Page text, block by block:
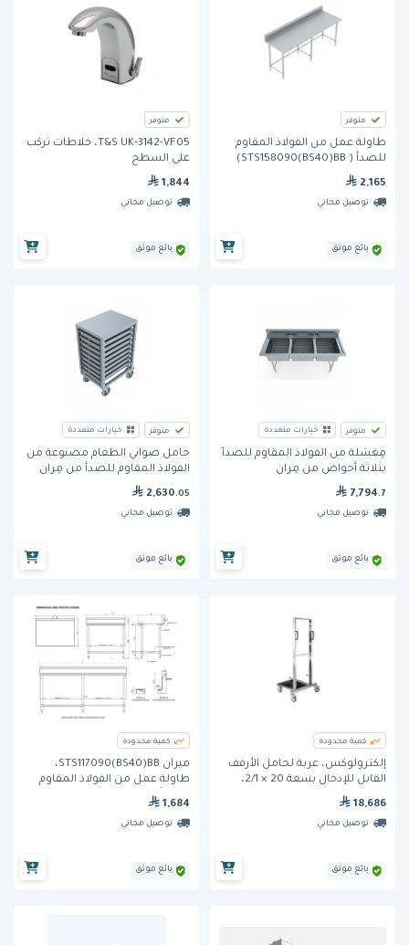
متوفر
طاولة عمل من الفولاذ المقاوم
للصدأ ( STS158090(BS40)BB)
من مِران
2,165
توصيل مجاني
بائع موثق
متوفر
T&S UK-3142-VF05، خلاطات تُركب
على السطح
1,844
توصيل مجاني
بائع موثق
متوفر خيارات متعددة
مِغسَلة من الفولاذ المقاوم للصدأ
بثلاثة أحواض من مِران
7,794 .7
توصيل مجاني
بائع موثق
متوفر خيارات متعددة
حامل صواني الطعام مصنوعة من
الفولاذ المقاوم للصدأ من مِران
2,630 .05
توصيل مجاني
بائع موثق
كمية محدودة
إلكترولوكس، عربة لحامل الأرفف
القابل للإدخال بسعة 20 × 2/1،
مصنوعة من الستانلس ستيل
للخدمة الشاقة.
18,686
توصيل مجاني
بائع موثق
كمية محدودة
ميران STS117090(BS40)BB،
طاولة عمل من الفولاذ المقاوم
للصدأ، 1100 مم
1,684
توصيل مجاني
بائع موثق